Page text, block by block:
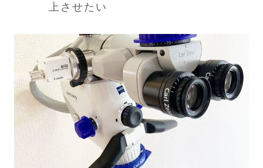
上させたい